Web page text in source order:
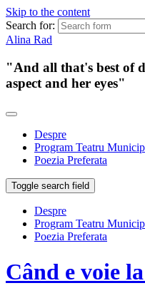
Skip to the content
Search for:
Alina Rad
"And all that's best of
aspect and her eyes"
Despre
Program Teatru
Poezia Preferata
Toggle search field
Despre
Program Teatru
Poezia Preferata
Când e voie